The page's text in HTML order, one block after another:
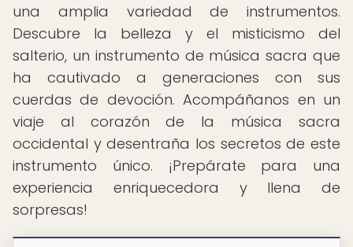
una amplia variedad de instrumentos.
Descubre la belleza y el misticismo del
salterio, un instrumento de música sacra que
ha cautivado a generaciones con sus
cuerdas de devoción. Acompáñanos en un
viaje al corazón de la música sacra
occidental y desentraña los secretos de este
instrumento único. ¡Prepárate para una
experiencia enriquecedora y llena de
sorpresas!